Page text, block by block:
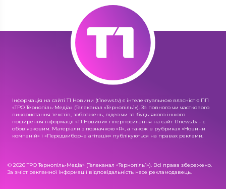
Інформація на сайті Т1 Новини (t1news.tv) є інтелектуальною власністю ПП
«ТРО Тернопіль-Медіа» (Телеканал «Тернопіль1»). За повного чи часткового
використання текстів, зображень, відео чи за будь-якого іншого
поширення інформації «Т1 Новини» гіперпосилання на сайт t1news.tv – є
обов'язковим. Матеріали з позначкою «R», а також в рубриках «Новини
компаній» і «Передвиборча агітація» публікуються на правах реклами.
© 2026 ТРО Тернопіль-Медіа» (Телеканал «Тернопіль1»). Всі права збережено.
За зміст рекламної інформації відповідальність несе рекламодавець.